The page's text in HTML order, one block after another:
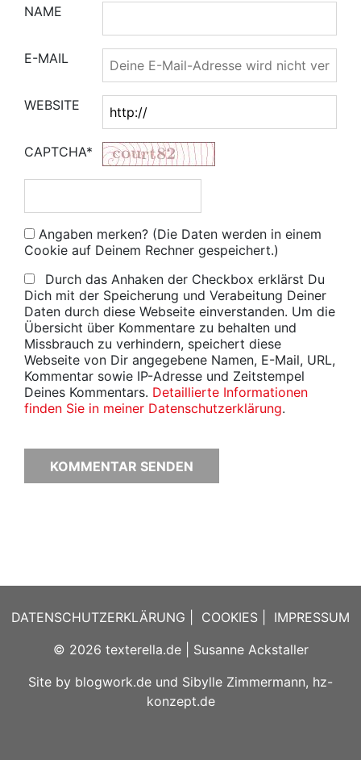
NAME
E-MAIL
WEBSITE
CAPTCHA*
Angaben merken? (Die Daten werden in einem
Cookie auf Deinem Rechner gespeichert.)
Durch das Anhaken der Checkbox erklärst Du
Dich mit der Speicherung und Verabeitung Deiner
Daten durch diese Webseite einverstanden. Um die
Übersicht über Kommentare zu behalten und
Missbrauch zu verhindern, speichert diese
Webseite von Dir angegebene Namen, E-Mail, URL,
Kommentar sowie IP-Adresse und Zeitstempel
Deines Kommentars. Detaillierte Informationen
finden Sie in meiner Datenschutzerklärung.
DATENSCHUTZERKLÄRUNG COOKIES
IMPRESSUM
© 2026 texterella.de| Susanne Ackstaller
Site by blogwork.de und Sibylle Zimmermann, hz-
konzept.de